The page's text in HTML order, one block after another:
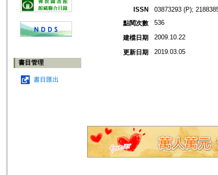
書目管理
書目匯出
ISSN
03873293 (P);
點閱次數
536
建檔日期 2009.10.22
更新日期 2019.03.05